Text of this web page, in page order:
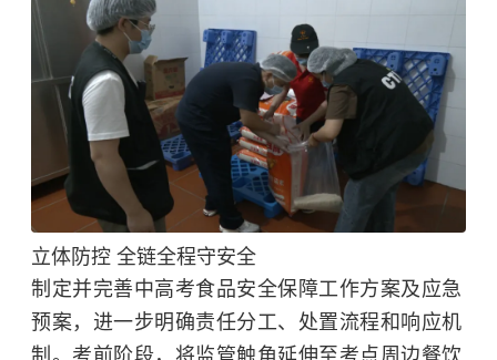
立体防控 全链全程守安全
制定并完善中高考食品安全保障工作方案及应急
预案，进一步明确责任分工、处置流程和响应机